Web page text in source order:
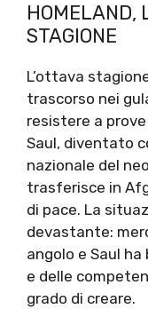
HOMELAND,
STAGIONE
L’ottava
trascorso nei
resistere a
Saul, diventato
nazionale del
trasferisce in
di pace. La
devastante:
angolo e Saul
e delle
grado di creare.